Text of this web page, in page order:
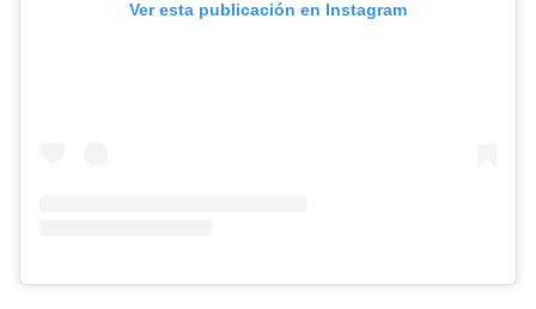
Ver esta publicación en Instagram